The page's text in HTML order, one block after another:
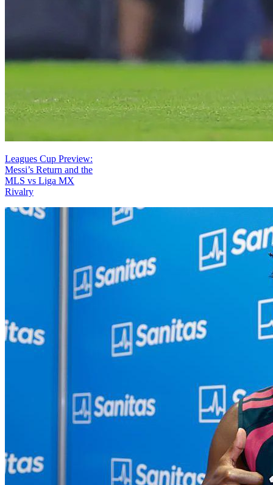
Leagues Cup Preview:
Messi’s Return and the
MLS vs Liga MX
Rivalry